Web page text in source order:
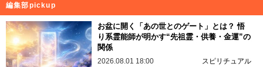
編集部pickup
お盆に開く「あの世とのゲート」とは？ 悟
り系霊能師が明かす“先祖霊・供養・金運”の
関係
2026.08.01 18:00
スピリチュアル